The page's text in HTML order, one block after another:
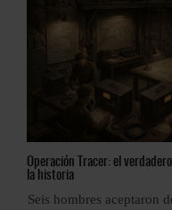
Operación Tracer: el
la historia
Seis hombres aceptaron